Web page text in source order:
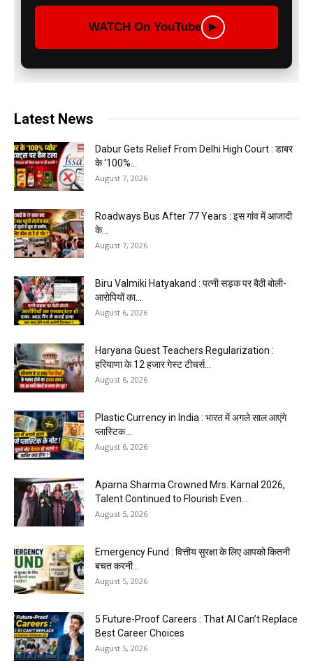
WATCH On YouTube ▶
Latest News
Dabur Gets Relief From Delhi High Court : डाबर
के ‘100%...
August 7, 2026
Roadways Bus After 77 Years : इस गांव में आजादी
के...
August 7, 2026
Biru Valmiki Hatyakand : पत्नी सड़क पर बैठी बोली-
आरोपियों का...
August 6, 2026
Haryana Guest Teachers Regularization :
हरियाणा के 12 हजार गेस्ट टीचर्स...
August 6, 2026
Plastic Currency in India : भारत में अगले साल आएंगे
प्लास्टिक...
August 6, 2026
Aparna Sharma Crowned Mrs. Karnal 2026,
Talent Continued to Flourish Even...
August 5, 2026
Emergency Fund : वित्तीय सुरक्षा के लिए आपको कितनी
बचत करनी...
August 5, 2026
5 Future-Proof Careers : That AI Can’t Replace
Best Career Choices
August 5, 2026